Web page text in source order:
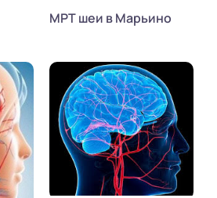
МРТ шеи в Марьино